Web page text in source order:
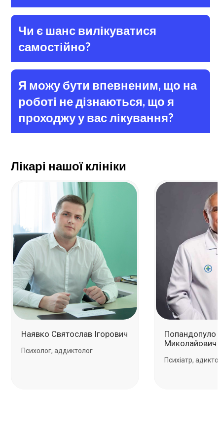
Чи є шанс вилікуватися
самостійно?
Я можу бути впевненим, що на
роботі не дізнаються, що я
проходжу у вас лікування?
Лікарі нашої клініки
Наявко Святослав Ігорович
Психолог, аддиктолог
Попандопуло
Миколайович
Психіатр,